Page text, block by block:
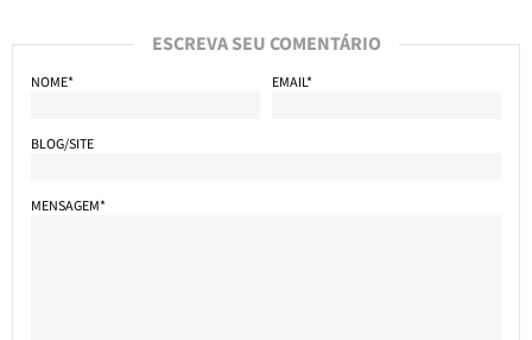
ESCREVA SEU COMENTÁRIO
NOME* EMAIL*
BLOG/SITE
MENSAGEM*